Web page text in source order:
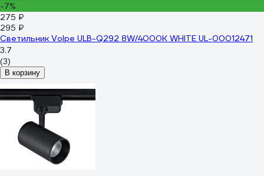
-7%
275 ₽
295 ₽
Светильник Volpe ULB-Q292 8W/4000K WHITE UL-00012471
3.7
(3)
В корзину